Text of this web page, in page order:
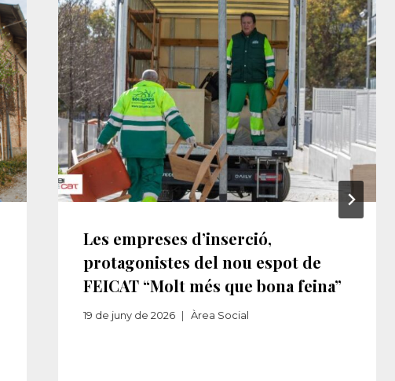
Les empreses d’inserció,
protagonistes del nou espot de
FEICAT “Molt més que bona feina”
19 de juny de 2026 Àrea Social